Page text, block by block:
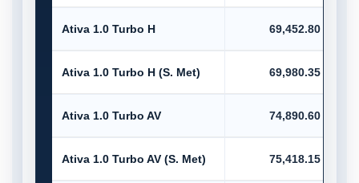
Ativa 1.0 Turbo H 69,452.80
Ativa 1.0 Turbo H (S. Met) 69,980.35
Ativa 1.0 Turbo AV 74,890.60
Ativa 1.0 Turbo AV (S. Met) 75,418.15